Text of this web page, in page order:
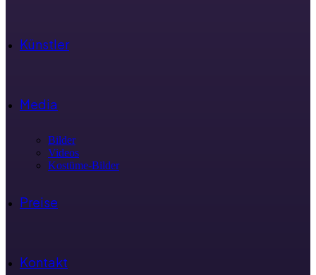
Künstler
Media
Bilder
Videos
Kostüme-Bilder
Preise
Kontakt